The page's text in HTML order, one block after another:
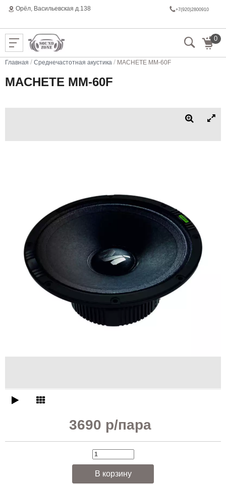
Орёл, Васильeвская д.138 +7(920)2800910
0
Главная / Среднечастотная акустика / MACHETE MM-60F
MACHETE MM-60F
3690 р/пара